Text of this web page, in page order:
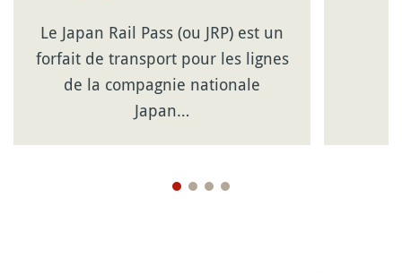
Le Japan Rail Pass (ou JRP) est un
forfait de transport pour les lignes
de la compagnie nationale
Japan…